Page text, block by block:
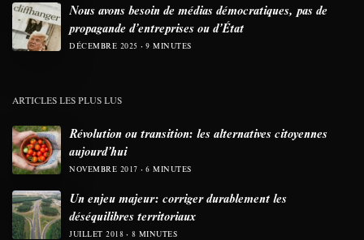
Nous avons besoin de médias démocratiques, pas de
propagande d’entreprises ou d’État
DÉCEMBRE 2025 9 MINUTES
ARTICLES LES PLUS LUS
Révolution ou transition: les alternatives citoyennes
aujourd’hui
NOVEMBRE 2017 6 MINUTES
Un enjeu majeur: corriger durablement les
déséquilibres territoriaux
JUILLET 2018 8 MINUTES